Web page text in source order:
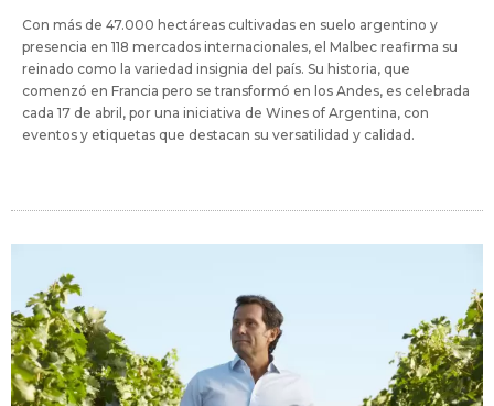
Con más de 47.000 hectáreas cultivadas en suelo argentino y
presencia en 118 mercados internacionales, el Malbec reafirma su
reinado como la variedad insignia del país. Su historia, que
comenzó en Francia pero se transformó en los Andes, es celebrada
cada 17 de abril, por una iniciativa de Wines of Argentina, con
eventos y etiquetas que destacan su versatilidad y calidad.